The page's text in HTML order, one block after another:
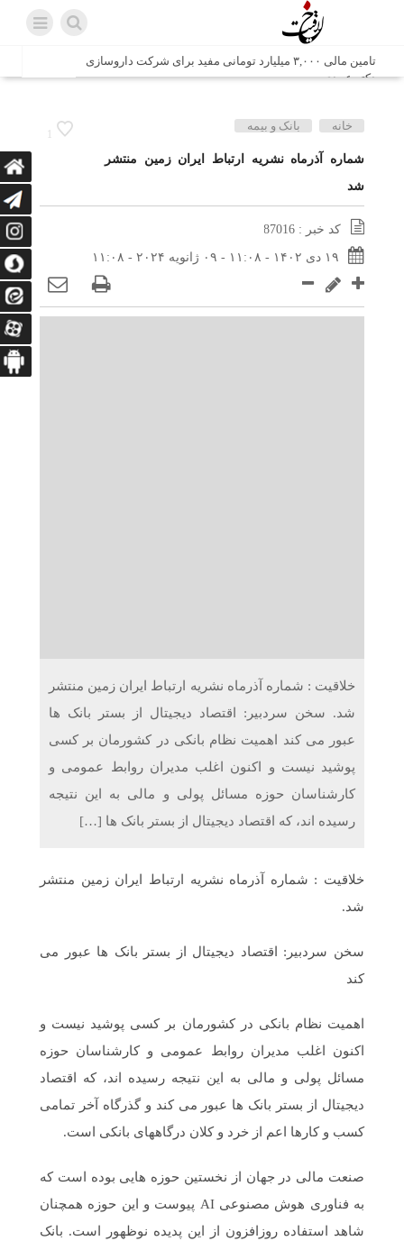
تامین مالی ۳,۰۰۰ میلیارد تومانی مفید برای شرکت داروسازی
دکتر عبیدی
شش وزیر کابینه پاکستان با حضور در سفارت ایران در اسلام
اتابک: ظرفیت های جدید همکاری‌های تجاری ایران و پاکستان با
محوریت بخش خصوصی فعال می‌شود
در مسیر جا‌مانده‌ها، دل‌ها به کربلا رسیده است
وزیر صمت خواستار پیگیری کانتینرهای ایرانی در بندر کراچی
شد / تجارت ۱۰ میلیارد دلاری ایران و پاکستان
1
خانه بانک و بیمه
شماره آذرماه نشریه ارتباط ایران زمین منتشر
شد
کد خبر : 87016
۱۹ دی ۱۴۰۲ - ۱۱:۰۸ - ۰۹ ژانویه ۲۰۲۴ - ۱۱:۰۸
خلاقیت : شماره آذرماه نشریه ارتباط ایران زمین منتشر
شد. سخن سردبیر: اقتصاد دیجیتال از بستر بانک ها
عبور می کند اهمیت نظام بانکی در کشورمان بر کسی
پوشید نیست و اکنون اغلب مدیران روابط عمومی و
کارشناسان حوزه مسائل پولی و مالی به این نتیجه
رسیده اند، که اقتصاد دیجیتال از بستر بانک ها […]
خلاقیت : شماره آذرماه نشریه ارتباط ایران زمین منتشر
شد.
سخن سردبیر: اقتصاد دیجیتال از بستر بانک ها عبور می
کند
اهمیت نظام بانکی در کشورمان بر کسی پوشید نیست و
اکنون اغلب مدیران روابط عمومی و کارشناسان حوزه
مسائل پولی و مالی به این نتیجه رسیده اند، که اقتصاد
دیجیتال از بستر بانک ها عبور می کند و گذرگاه آخر تمامی
کسب و کارها اعم از خرد و کلان درگاههای بانکی است.
صنعت مالی در جهان از نخستین حوزه هایی بوده است که
به فناوری هوش مصنوعی AI پیوست و این حوزه همچنان
شاهد استفاده روزافزون از این پدیده نوظهور است. بانک